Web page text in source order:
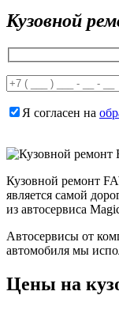
Кузовной
Я согласен на
Кузовной ремонт
является самой
из автосервиса
Автосервисы от
автомобиля мы
Цены на